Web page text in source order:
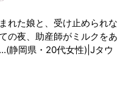
れた娘と、受け止められな
の夜、助産師がミルクをあ
静岡県・20代女性)|Jタウ